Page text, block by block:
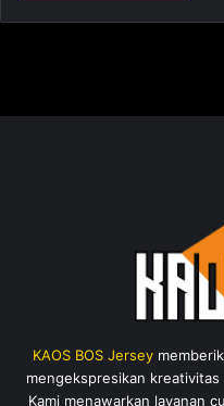
KAOS BOS Jersey
mengekspresikan
Kami menawarkan layanan